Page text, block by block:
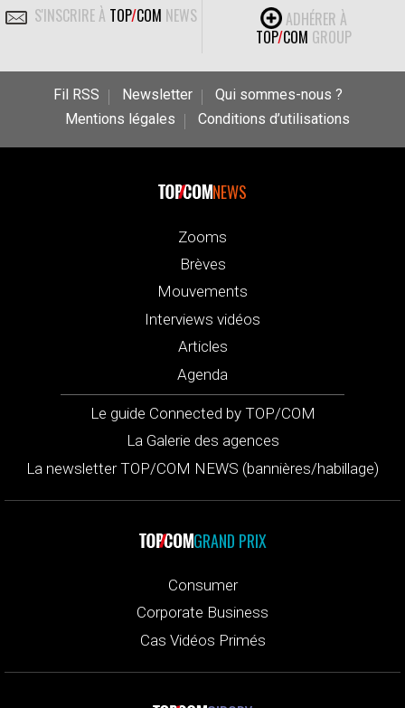
S'INSCRIRE À TOP/COM NEWS
ADHÉRER À
TOP/COM GROUP
Fil RSS Newsletter
Qui sommes-nous ?
Mentions légales
Conditions d’utilisations
NEWS
Zooms
Brèves
Mouvements
Interviews vidéos
Articles
Agenda
Le guide Connected by TOP/COM
La Galerie des agences
La newsletter TOP/COM NEWS (bannières/habillage)
GRAND PRIX
Consumer
Corporate Business
Cas Vidéos Primés